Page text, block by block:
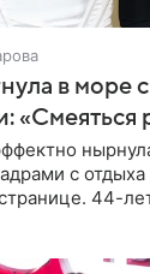
в море
«Смеяться
с отдыха
44-